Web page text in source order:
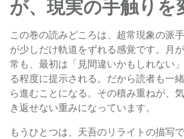
が、現実の手触りを
この巻の読みどころは、超常現象の派
が少しだけ軌道をずれる感覚です。月
常も、最初は「見間違いかもしれない
る程度に提示される。だから読者も一
ら進むことになる。その積み重ねが、
き返せない重みになっています。
もうひとつは、天吾のリライトの描写